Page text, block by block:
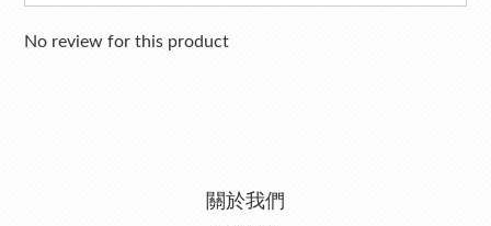
No review for this product
關於我們